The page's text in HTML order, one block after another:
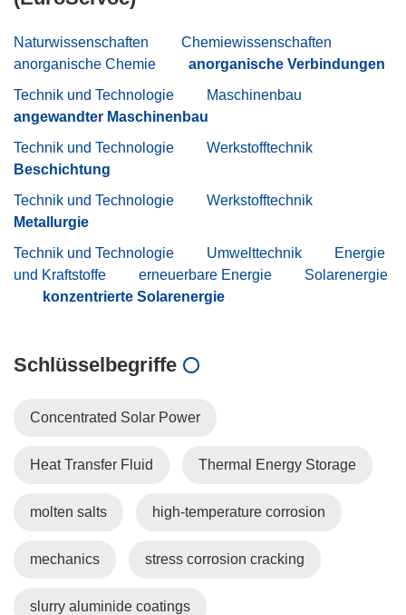
Naturwissenschaften
Chemiewissenschaften
anorganische Chemie
anorganische Verbindungen
Technik und Technologie
Maschinenbau
angewandter Maschinenbau
Technik und Technologie
Werkstofftechnik
Beschichtung
Technik und Technologie
Werkstofftechnik
Metallurgie
Technik und Technologie
Umwelttechnik
Energie
und Kraftstoffe
erneuerbare Energie
Solarenergie
konzentrierte Solarenergie
Schlüsselbegriffe
Concentrated Solar Power
Heat Transfer Fluid Thermal Energy Storage
molten salts high-temperature corrosion
mechanics stress corrosion cracking
slurry aluminide coatings